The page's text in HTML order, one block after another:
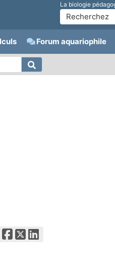
La biologie
Forum aquariophile